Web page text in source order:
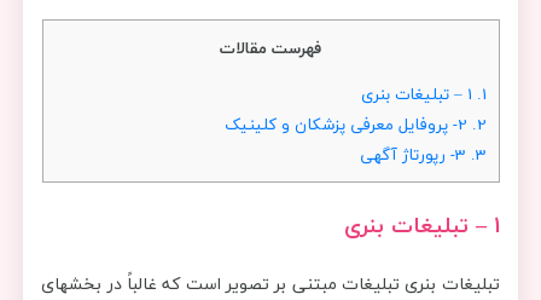
فهرست مقالات
1.
2.
3.
1 – تبلیغات بنری
تبلیغات بنری تبلیغات مبتنی بر تصویر است که غالباً در بخشهای